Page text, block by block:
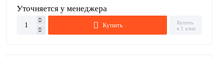
Уточняется у менеджера
Купить
Купить
в 1 клик